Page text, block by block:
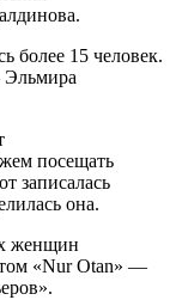
более 15 человек.
Эльмира
посещать
записалась
она.
женщин
«Nur Otan» —